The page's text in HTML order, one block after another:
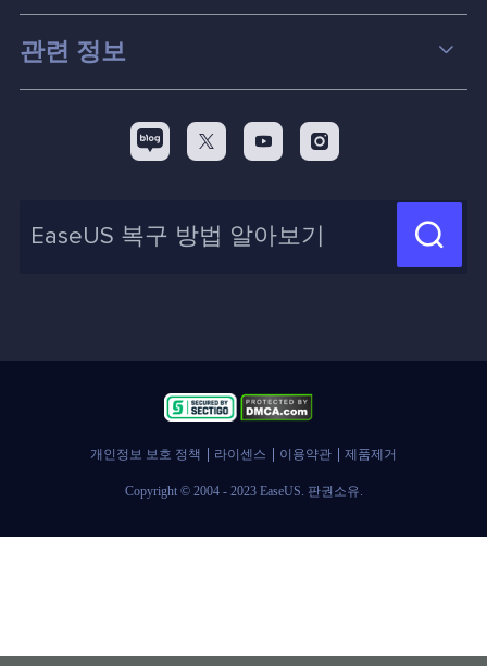
파티션 관리
스크린 레코더
백업&복원
신제품 New
컴퓨터 데이터 복구 팁
맥 데이터 복구 팁
디스크 파티션 팁
화면 녹화 팁
인사이트 보고서
관련 정보
리셀러
제휴 문의
  

개인정보 보호 정책 라이센스 이용약관 제품제거
Copyright © 2004 - 2023 EaseUS. 판권소유.